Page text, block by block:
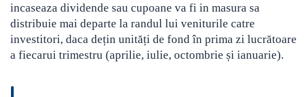
incaseaza dividende sau cupoane va fi in masura sa
distribuie mai departe la randul lui veniturile catre
investitori, daca dețin unități de fond în prima zi lucrătoare
a fiecarui trimestru (aprilie, iulie, octombrie și ianuarie).